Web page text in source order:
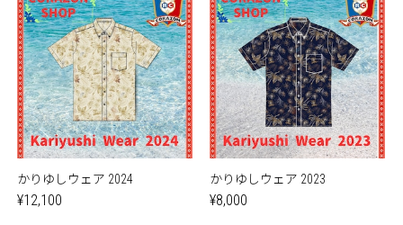
かりゆしウェア 2024
¥12,100
かりゆしウェア 2023
¥8,000